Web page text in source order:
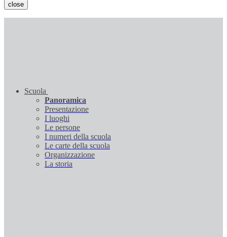
close
Scuola
Panoramica
Presentazione
I luoghi
Le persone
I numeri della scuola
Le carte della scuola
Organizzazione
La storia